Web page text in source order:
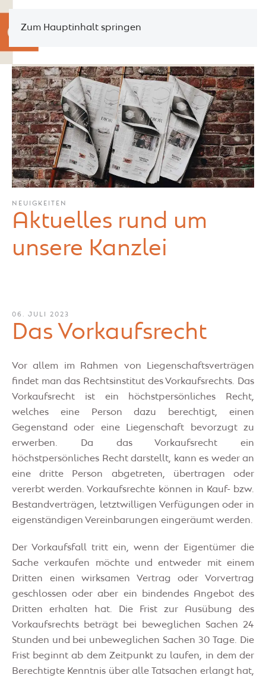
Zum Hauptinhalt springen
NEUIGKEITEN
Aktuelles rund um
unsere Kanzlei
06. JULI 2023
Das Vorkaufsrecht
Vor allem im Rahmen von Liegenschaftsverträgen
findet man das Rechtsinstitut des Vorkaufsrechts. Das
Vorkaufsrecht ist ein höchstpersönliches Recht,
welches eine Person dazu berechtigt, einen
Gegenstand oder eine Liegenschaft bevorzugt zu
erwerben. Da das Vorkaufsrecht ein
höchstpersönliches Recht darstellt, kann es weder an
eine dritte Person abgetreten, übertragen oder
vererbt werden. Vorkaufsrechte können in Kauf- bzw.
Bestandverträgen, letztwilligen Verfügungen oder in
eigenständigen Vereinbarungen eingeräumt werden.
Der Vorkaufsfall tritt ein, wenn der Eigentümer die
Sache verkaufen möchte und entweder mit einem
Dritten einen wirksamen Vertrag oder Vorvertrag
geschlossen oder aber ein bindendes Angebot des
Dritten erhalten hat. Die Frist zur Ausübung des
Vorkaufsrechts beträgt bei beweglichen Sachen 24
Stunden und bei unbeweglichen Sachen 30 Tage. Die
Frist beginnt ab dem Zeitpunkt zu laufen, in dem der
Berechtigte Kenntnis über alle Tatsachen erlangt hat,